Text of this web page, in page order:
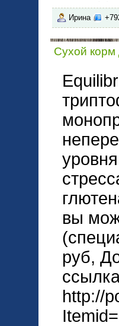
Ирина
Сухой
вы
руб,
http://